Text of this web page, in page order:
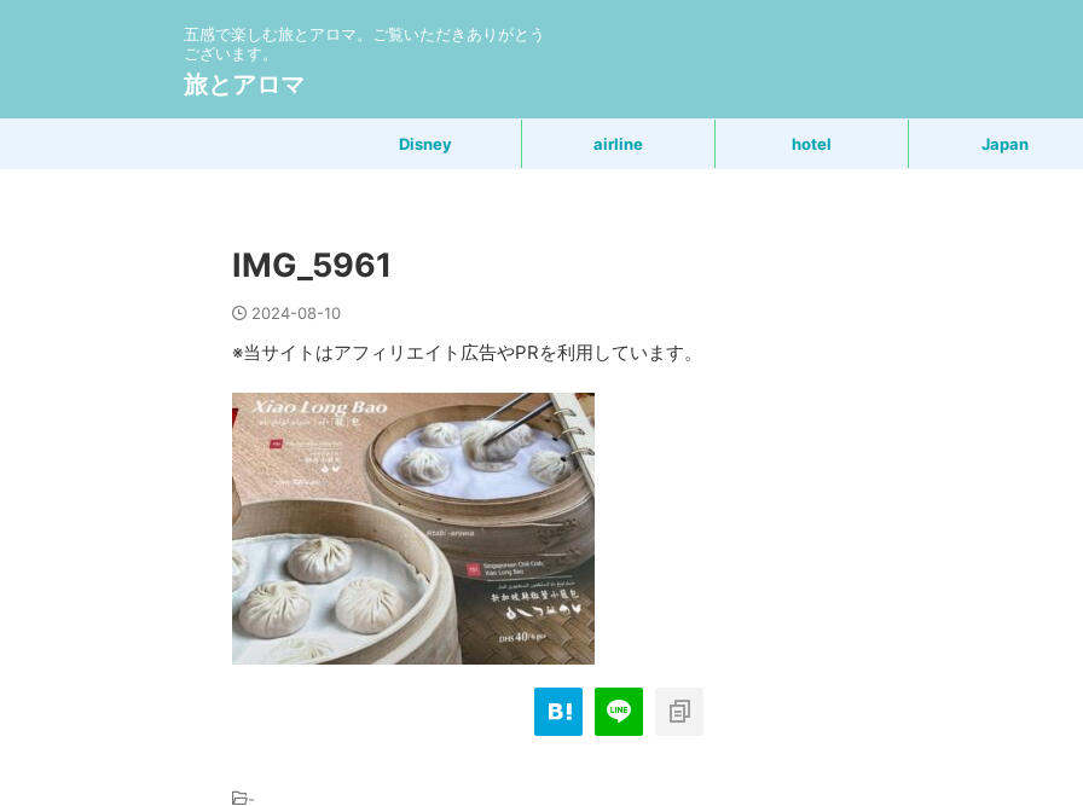
五感で楽しむ旅とアロマ。ご覧いただきありがとう
ございます。
旅とアロマ
Disney airline hotel Japan
IMG_5961
2024-08-10
※当サイトはアフィリエイト広告やPRを利用しています。
-